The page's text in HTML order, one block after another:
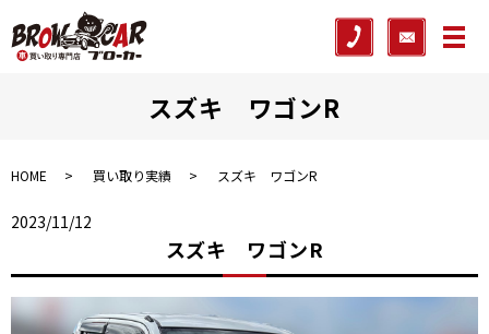
メ
スズキ ワゴンR
HOME 買い取り実績 スズキ ワゴンR
2023/11/12
スズキ ワゴンR